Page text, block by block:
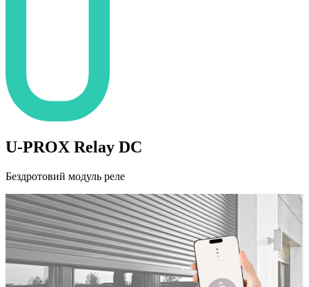
U-PROX Relay DC
Бездротовий модуль реле